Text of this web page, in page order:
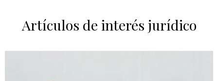
Artículos de interés jurídico